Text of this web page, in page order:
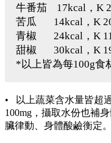
牛番茄 17kcal，K
苦瓜 14kcal，K
青椒 24kcal，K
甜椒 30kcal，K
*以上皆為每100g食
• 以上蔬菜含水量皆超
100mg，攝取水份也補
臟律動、身體酸鹼衡定。